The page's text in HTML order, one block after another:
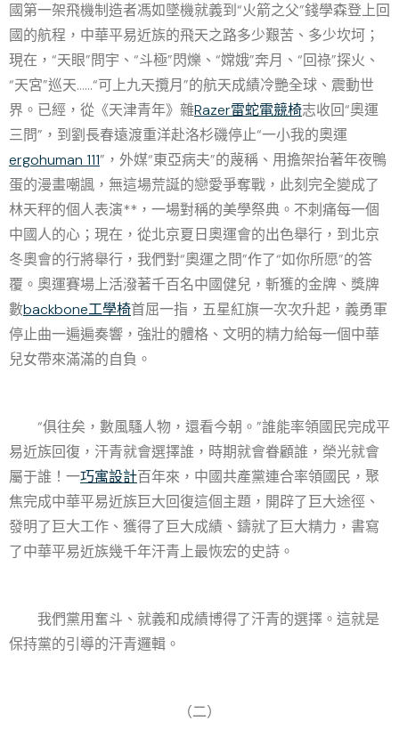
國第一架飛機制造者馮如墜機就義到“火箭之父”錢學森登上回
國的航程，中華平易近族的飛天之路多少艱苦、多少坎坷；
現在，“天眼”問宇、“斗極”閃爍、“嫦娥”奔月、“回祿”探火、
“天宮”巡天……“可上九天攬月”的航天成績冷艷全球、震動世
界。已經，從《天津青年》雜Razer雷蛇電競椅志收回“奧運
三問”，到劉長春遠渡重洋赴洛杉磯停止“一小我的奧運
ergohuman 111”，外媒“東亞病夫”的蔑稱、用擔架抬著年夜鴨
蛋的漫畫嘲諷，無這場荒誕的戀愛爭奪戰，此刻完全變成了
林天秤的個人表演**，一場對稱的美學祭典。不刺痛每一個
中國人的心；現在，從北京夏日奧運會的出色舉行，到北京
冬奧會的行將舉行，我們對“奧運之問”作了“如你所愿”的答
覆。奧運賽場上活潑著千百名中國健兒，斬獲的金牌、獎牌
數backbone工學椅首屈一指，五星紅旗一次次升起，義勇軍
停止曲一遍遍奏響，強壯的體格、文明的精力給每一個中華
兒女帶來滿滿的自負。
“俱往矣，數風騷人物，還看今朝。”誰能率領國民完成平
易近族回復，汗青就會選擇誰，時期就會眷顧誰，榮光就會
屬于誰！一巧寓設計百年來，中國共產黨連合率領國民，聚
焦完成中華平易近族巨大回復這個主題，開辟了巨大途徑、
發明了巨大工作、獲得了巨大成績、鑄就了巨大精力，書寫
了中華平易近族幾千年汗青上最恢宏的史詩。
我們黨用奮斗、就義和成績博得了汗青的選擇。這就是
保持黨的引導的汗青邏輯。
（二）